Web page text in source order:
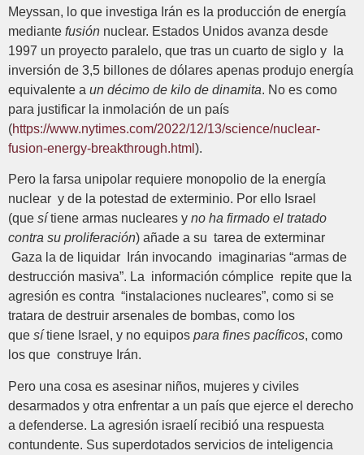
Meyssan, lo que investiga Irán es la producción de energía
mediante fusión nuclear. Estados Unidos avanza desde
1997 un proyecto paralelo, que tras un cuarto de siglo y la
inversión de 3,5 billones de dólares apenas produjo energía
equivalente a un décimo de kilo de dinamita. No es como
para justificar la inmolación de un país
(https://www.nytimes.com/2022/12/13/science/nuclear-
fusion-energy-breakthrough.html ).
Pero la farsa unipolar requiere monopolio de la energía
nuclear y de la potestad de exterminio. Por ello Israel
(que sítiene armas nucleares y no ha firmado el tratado
contra su proliferación) añade a su tarea de exterminar
Gaza la de liquidar Irán invocando imaginarias “armas de
destrucción masiva”. La información cómplice repite que la
agresión es contra “instalaciones nucleares”, como si se
tratara de destruir arsenales de bombas, como los
que sítiene Israel, y no equipos para fines pacíficos, como
los que construye Irán.
Pero una cosa es asesinar niños, mujeres y civiles
desarmados y otra enfrentar a un país que ejerce el derecho
a defenderse. La agresión israelí recibió una respuesta
contundente. Sus superdotados servicios de inteligencia